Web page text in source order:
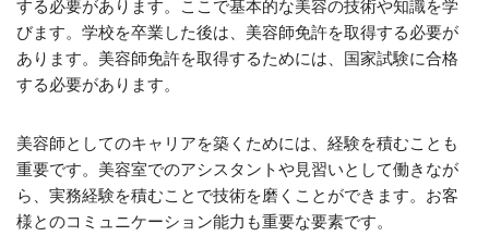
する必要があります。ここで基本的な美容の技術や知識を学
びます。学校を卒業した後は、美容師免許を取得する必要が
あります。美容師免許を取得するためには、国家試験に合格
する必要があります。
美容師としてのキャリアを築くためには、経験を積むことも
重要です。美容室でのアシスタントや見習いとして働きなが
ら、実務経験を積むことで技術を磨くことができます。お客
様とのコミュニケーション能力も重要な要素です。